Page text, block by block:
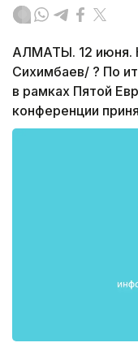
АЛМАТЫ. 12
Сихимбаев/ ? По
в рамках Пятой
конференции